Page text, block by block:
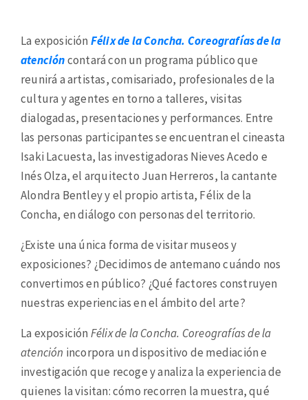
La exposición Félix de la Concha. Coreografías de la
atencióncontará con un programa público que
reunirá a artistas, comisariado, profesionales de la
cultura y agentes en torno a talleres, visitas
dialogadas, presentaciones y performances. Entre
las personas participantes se encuentran el cineasta
Isaki Lacuesta, las investigadoras Nieves Acedo e
Inés Olza, el arquitecto Juan Herreros, la cantante
Alondra Bentley y el propio artista, Félix de la
Concha, en diálogo con personas del territorio.
¿Existe una única forma de visitar museos y
exposiciones? ¿Decidimos de antemano cuándo nos
convertimos en público? ¿Qué factores construyen
nuestras experiencias en el ámbito del arte?
La exposición Félix de la Concha. Coreografías de la
atención incorpora un dispositivo de mediación e
investigación que recoge y analiza la experiencia de
quienes la visitan: cómo recorren la muestra, qué